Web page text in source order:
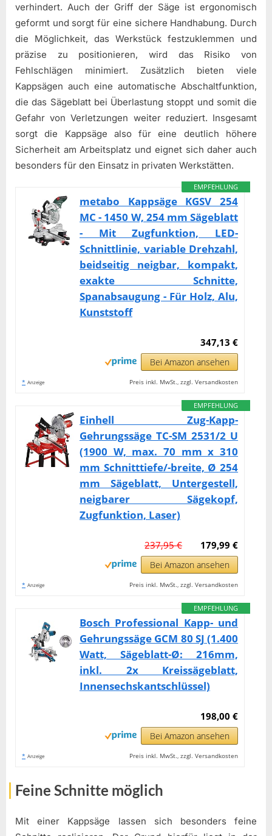
verhindert. Auch der Griff der Säge ist ergonomisch
geformt und sorgt für eine sichere Handhabung. Durch
die Möglichkeit, das Werkstück festzuklemmen und
präzise zu positionieren, wird das Risiko von
Fehlschlägen minimiert. Zusätzlich bieten viele
Kappsägen auch eine automatische Abschaltfunktion,
die das Sägeblatt bei Überlastung stoppt und somit die
Gefahr von Verletzungen weiter reduziert. Insgesamt
sorgt die Kappsäge also für eine deutlich höhere
Sicherheit am Arbeitsplatz und eignet sich daher auch
besonders für den Einsatz in privaten Werkstätten.
EMPFEHLUNG
metabo Kappsäge KGSV 254
MC - 1450 W, 254 mm Sägeblatt
- Mit Zugfunktion, LED-
Schnittlinie, variable Drehzahl,
beidseitig neigbar, kompakt,
exakte Schnitte,
Spanabsaugung - Für Holz, Alu,
Kunststoff
347,13 €
Bei Amazon ansehen
* Anzeige Preis inkl. MwSt., zzgl. Versandkosten
EMPFEHLUNG
Einhell Zug-Kapp-
Gehrungssäge TC-SM 2531/2 U
(1900 W, max. 70 mm x 310
mm Schnitttiefe/-breite, Ø 254
mm Sägeblatt, Untergestell,
neigbarer Sägekopf,
Zugfunktion, Laser)
179,99 €
237,95 €
Bei Amazon ansehen
* Anzeige Preis inkl. MwSt., zzgl. Versandkosten
EMPFEHLUNG
Bosch Professional Kapp- und
Gehrungssäge GCM 80 SJ (1.400
Watt, Sägeblatt-Ø: 216mm,
inkl. 2x Kreissägeblatt,
Innensechskantschlüssel)
198,00 €
Bei Amazon ansehen
* Anzeige Preis inkl. MwSt., zzgl. Versandkosten
Feine Schnitte möglich
Mit einer Kappsäge lassen sich besonders feine